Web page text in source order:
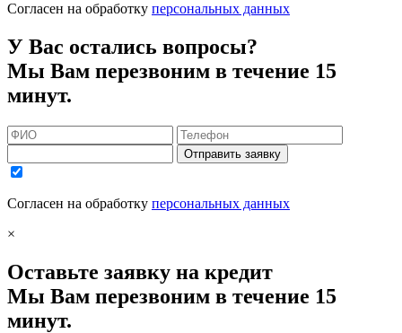
Согласен на обработку персональных данных
У Вас остались вопросы?
Мы Вам перезвоним в течение 15
минут.
Отправить заявку
Согласен на обработку персональных данных
×
Оставьте заявку на кредит
Мы Вам перезвоним в течение 15
минут.